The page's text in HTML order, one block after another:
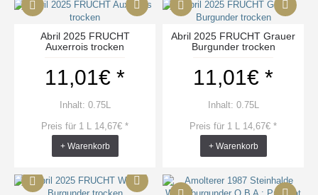
Abril 2025 FRUCHT
Auxerrois trocken
11,01€ *
Inhalt: 0.75L
Preis für 1 L 14,67€ *
+ Warenkorb
Abril 2025 FRUCHT Grauer
Burgunder trocken
11,01€ *
Inhalt: 0.75L
Preis für 1 L 14,67€ *
+ Warenkorb